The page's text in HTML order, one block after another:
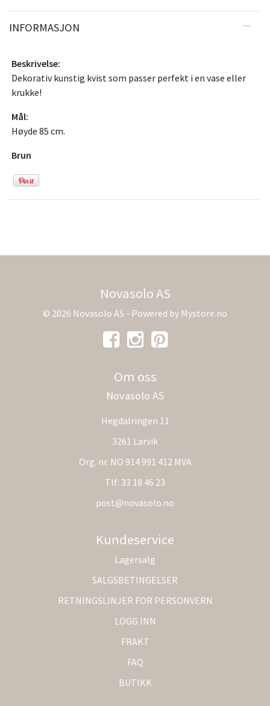
INFORMASJON
Beskrivelse:
Dekorativ kunstig kvist som passer perfekt i en vase eller
krukke!
Mål:
Høyde 85 cm.
Brun
Novasolo AS
© 2026 Novasolo AS - Powered by Mystore.no
Om oss
Novasolo AS
Hegdalringen 11
3261 Larvik
Org. nr. NO 914 991 412 MVA
Tlf: 33 18 46 23
post@novasolo.no
Kundeservice
Lagersalg
SALGSBETINGELSER
RETNINGSLINJER FOR PERSONVERN
LOGG INN
FRAKT
FAQ
BUTIKK